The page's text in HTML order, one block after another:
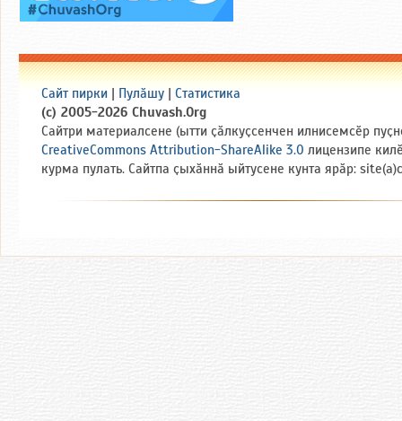
Сайт пирки Пулӑшу
Статистика
(c) 2005-2026 Chuvash.Org
Сайтри материалсене (ытти ҫӑлкуҫсенчен илнисемсӗр
CreativeCommons Attribution-ShareAlike 3.0 лицензипе
курма пулать. Сайтпа ҫыхӑннӑ ыйтусене кунта ярӑр: